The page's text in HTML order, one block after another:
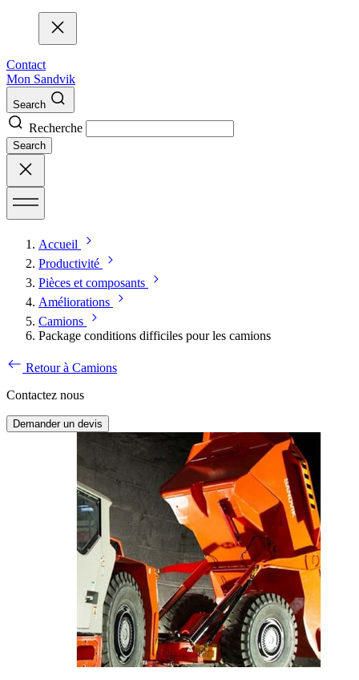
Contact
Mon Sandvik
Search
Recherche
Search
Accueil
Productivité
Pièces et composants
Améliorations
Camions
Package conditions difficiles pour les camions
Retour à Camions
Contactez nous
Demander un devis